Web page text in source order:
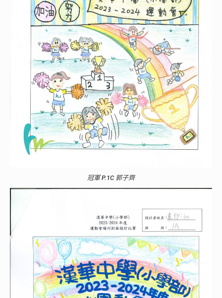
冠軍 P.1C 郭子齊